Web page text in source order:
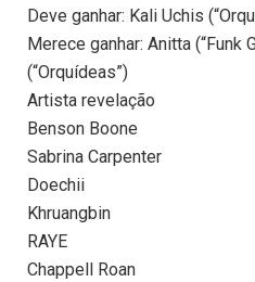
Deve ganhar: Kali Uchis
Merece ganhar: Anitta (“Funk
(“Orquídeas”)
Artista revelação
Benson Boone
Sabrina Carpenter
Doechii
Khruangbin
RAYE
Chappell Roan